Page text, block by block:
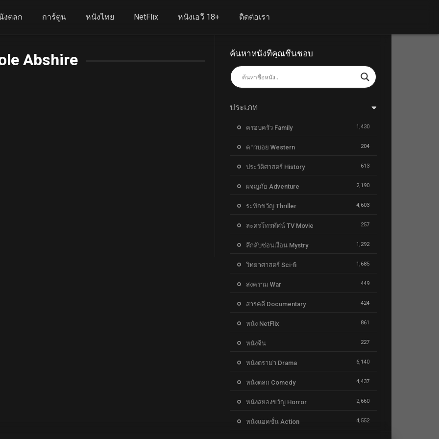
งตลก การ์ตูน หนังไทย NetFlix หนังเอวี 18+ ติดต่อเรา
Abshire ค้นหาหนังที่คุณชื่นชอบ
ประเภท
ครอบครัว Family 1,430
คาวบอย Western 204
ประวัติศาสตร์ History 613
ผจญภัย Adventure 2,190
ระทึกขวัญ Thriller 4,603
ละครโทรทัศน์ TV Movie 257
ลึกลับซ่อนเงื่อน Mystry 1,292
วิทยาศาสตร์ Sci-fi 1,685
สงคราม War 449
สารคดี Documentary 424
หนัง NetFlix 861
หนังจีน 227
หนังดราม่า Drama 6,140
หนังตลก Comedy 4,437
หนังสยองขวัญ Horror 2,660
หนังแอคชั่น Action 4,552